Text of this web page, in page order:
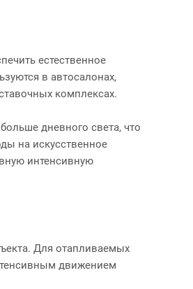
естественное
в автосалонах,
комплексах.
дневного света, что
на искусственное
интенсивную
Для отапливаемых
движением